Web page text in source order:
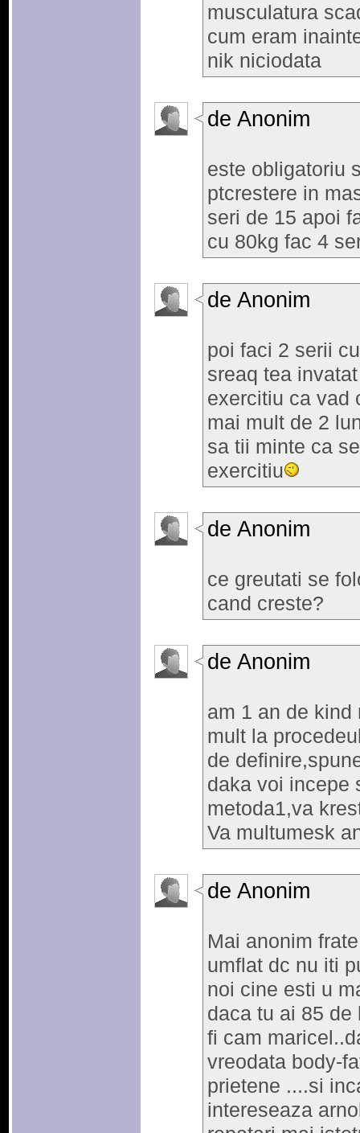
musculatura
cum eram
nik niciodata
de Anonim
este obligatoriu
ptcrestere in
seri de 15 apoi
cu 80kg fac 4
de Anonim
poi faci 2 serii
sreaq tea
exercitiu ca vad
mai mult de 2
sa tii minte ca
exercitiu
de Anonim
ce greutati se
cand creste?
de Anonim
am 1 an de kind
mult la
de
daka voi incepe
metoda1,va
Va multumesk
de Anonim
Mai anonim
umflat dc nu iti
noi cine esti u
daca tu ai 85 de
fi cam
vreodata body-
prietene ....si
intereseaza